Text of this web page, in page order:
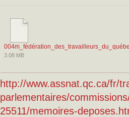
3.08 MB
http://www.assnat.qc.ca/fr/
parlementaires/
25511/memoires-